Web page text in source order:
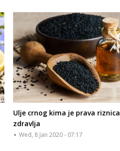
Ulje crnog kima je prava riznica
zdravlja
Wed, 8 Jan 2020 - 07:17